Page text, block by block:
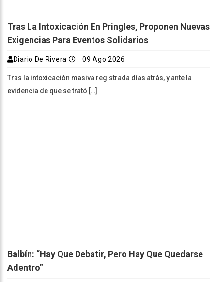
Tras La Intoxicación En Pringles, Proponen Nuevas
Exigencias Para Eventos Solidarios
Diario De Rivera 09 Ago 2026
Tras la intoxicación masiva registrada días atrás, y ante la
evidencia de que se trató […]
Balbín: “Hay Que Debatir, Pero Hay Que Quedarse
Adentro”